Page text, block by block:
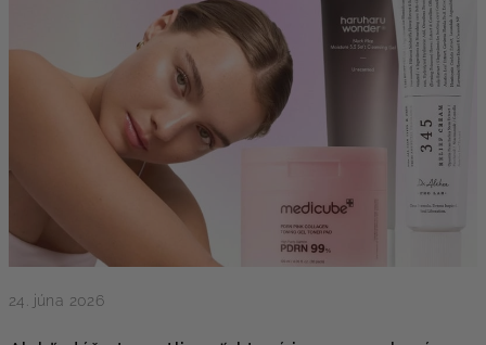
24. júna 2026